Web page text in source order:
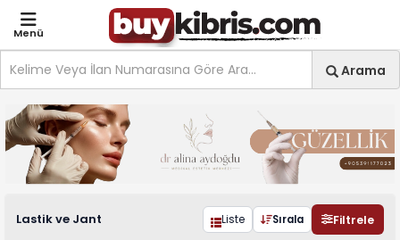
Menü
Ara
Arama
Otomotiv Ekipmanları
Lastik ve Jant Liste Sırala Filtrele